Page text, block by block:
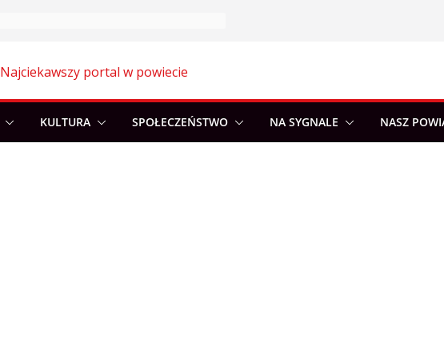
Najciekawszy portal w powiecie
KULTURA SPOŁECZEŃSTWO NA SYGNALE NASZ